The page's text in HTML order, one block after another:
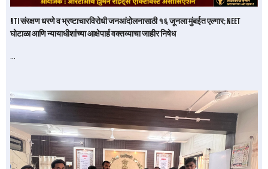
RTI संरक्षण धरणे व भ्रष्टाचारविरोधी जनआंदोलनासाठी १६ जूनला मुंबईत एल्गार; NEET
घोटाळा आणि न्यायाधीशांच्या आक्षेपार्ह वक्तव्याचा जाहीर निषेध